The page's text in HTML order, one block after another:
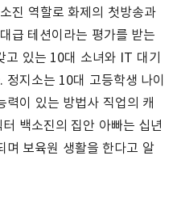
진 역할로 화제의 첫방송과
급 테션이라는 평가를 받는
있는 10대 소녀와 IT 대기
지소는 10대 고등학생 나이
력이 있는 방법사 직업의 캐
백소진의 집안 아빠는 십년
며 보육원 생활을 한다고 알